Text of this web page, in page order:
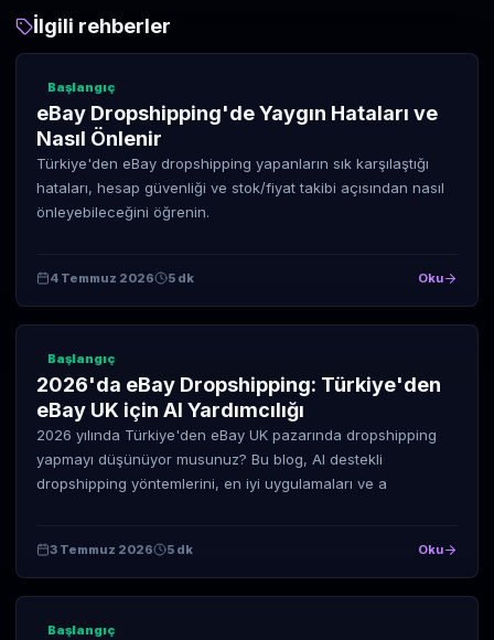
İlgili rehberler
Başlangıç
eBay Dropshipping'de Yaygın Hataları ve
Nasıl Önlenir
Türkiye'den eBay dropshipping yapanların sık karşılaştığı
hataları, hesap güvenliği ve stok/fiyat takibi açısından nasıl
önleyebileceğini öğrenin.
4 Temmuz 2026 5 dk Oku
Başlangıç
2026'da eBay Dropshipping: Türkiye'den
eBay UK için AI Yardımcılığı
2026 yılında Türkiye'den eBay UK pazarında dropshipping
yapmayı düşünüyor musunuz? Bu blog, AI destekli
dropshipping yöntemlerini, en iyi uygulamaları ve a
3 Temmuz 2026 5 dk Oku
Başlangıç